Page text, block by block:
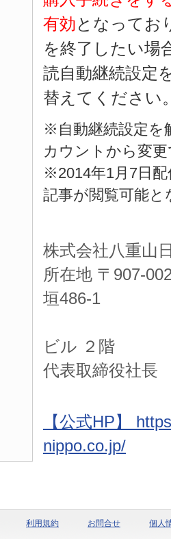
有効となってお
を終了したい場
読自動継続設定
替えてください
※自動継続設定を
カウントから変
※2014年1月7日
記事が閲覧可能
株式会社八重山
所在地 〒 907-
垣486-1
ビル ２階
代表取締役社
【公式HP】
nippo.co.jp/
利用規約 お問合せ 個人